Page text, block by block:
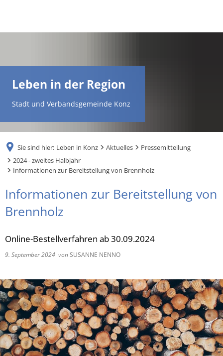
Leben in der Region
Stadt und Verbandsgemeinde Konz
Sie sind hier: Leben in Konz Aktuelles
Pressemitteilung
2024 - zweites Halbjahr
Informationen zur Bereitstellung von Brennholz
Informationen zur Bereitstellung von
Brennholz
Online-Bestellverfahren ab 30.09.2024
9. September 2024 vonSUSANNE NENNO